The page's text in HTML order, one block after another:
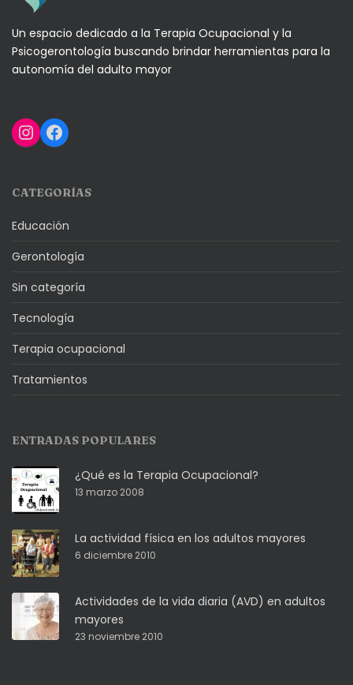
Un espacio dedicado a la Terapia Ocupacional y la
Psicogerontología buscando brindar herramientas para la
autonomía del adulto mayor
Instagram
Facebook
CATEGORÍAS
Educación
Gerontología
Sin categoría
Tecnología
Terapia ocupacional
Tratamientos
ENTRADAS POPULARES
¿Qué es la Terapia Ocupacional?
13 marzo 2008
La actividad física en los adultos mayores
6 diciembre 2010
Actividades de la vida diaria (AVD) en adultos
mayores
23 noviembre 2010